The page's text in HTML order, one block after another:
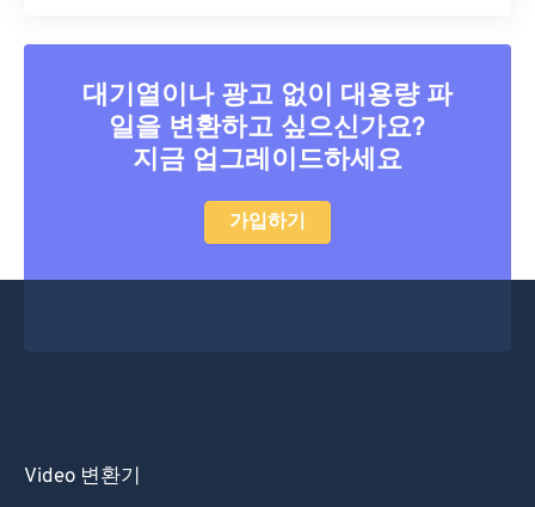
대기열이나 광고 없이 대용량 파
일을 변환하고 싶으신가요?
지금 업그레이드하세요
가입하기
Video 변환기